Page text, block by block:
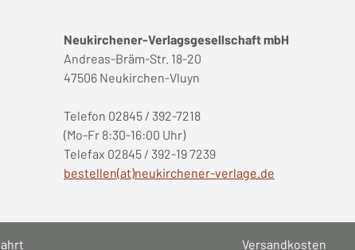
Neukirchener-Verlagsgesellschaft mbH
Andreas-Bräm-Str. 18-20
47506 Neukirchen-Vluyn
Telefon 02845 / 392-7218
(Mo-Fr 8:30-16:00 Uhr)
Telefax 02845 / 392-19 7239
bestellen(at)neukirchener-verlage.de
Versandkosten